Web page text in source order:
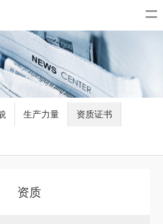
生产力量 资质证书
资质